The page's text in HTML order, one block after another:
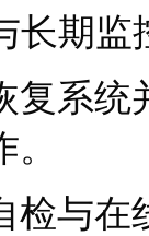
长期监
复系
检与